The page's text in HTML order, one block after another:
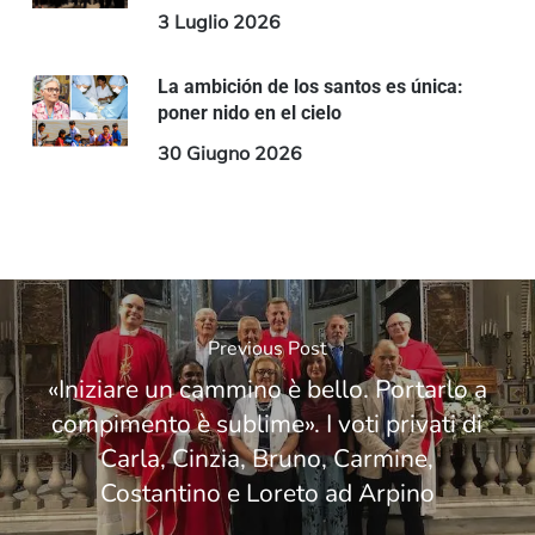
3 Luglio 2026
La ambición de los santos es única:
poner nido en el cielo
30 Giugno 2026
Previous Post
«Iniziare un cammino è bello. Portarlo a
compimento è sublime». I voti privati di
Carla, Cinzia, Bruno, Carmine,
Costantino e Loreto ad Arpino